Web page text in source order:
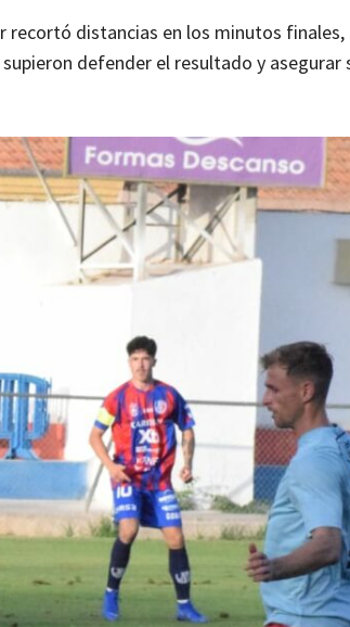
recortó distancias en los minutos finales,
defender el resultado y asegurar